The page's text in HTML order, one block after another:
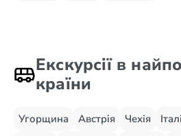
Екскурсії в
країни
Угорщина Австрія Чехія